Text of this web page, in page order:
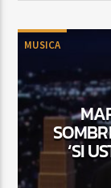
MUSICA
‘SI